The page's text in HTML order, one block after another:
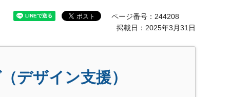
ページ番号：244208
掲載日：2025年3月31日
デザイン支援）